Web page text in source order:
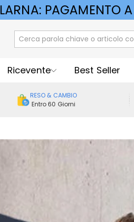
KLARNA: PAGAMENTO
Ricevente Best Seller
RESO & CAMBIO
Entro 60 Giorni